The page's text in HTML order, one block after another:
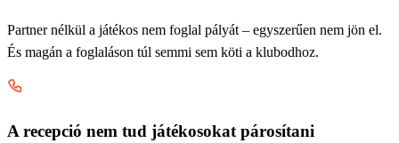
Partner nélkül a játékos nem foglal pályát – egyszerűen nem jön el.
És magán a foglaláson túl semmi sem köti a klubodhoz.
A recepció nem tud játékosokat párosítani